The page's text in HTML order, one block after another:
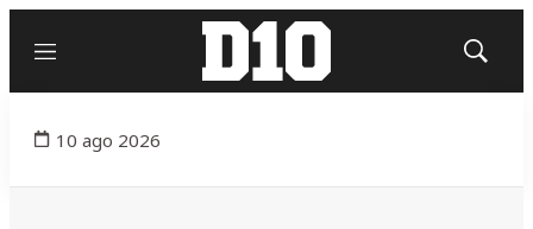
Menú
Mostrar
10 ago 2026